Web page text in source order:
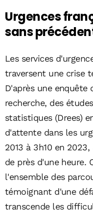
Urgences
sans
Les services
traversent une crise
D'après une enquête
recherche, des
statistiques (Drees)
d'attente dans les
2013 à 3h10 en
de près d'une heure.
l'ensemble des
témoignant d'une
transcende les